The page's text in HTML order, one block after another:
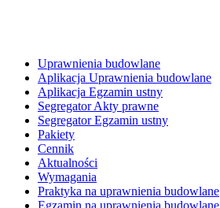
Uprawnienia budowlane
Aplikacja Uprawnienia budowlane
Aplikacja Egzamin ustny
Segregator Akty prawne
Segregator Egzamin ustny
Pakiety
Cennik
Aktualności
Wymagania
Praktyka na uprawnienia budowlane
Egzamin na uprawnienia budowlane